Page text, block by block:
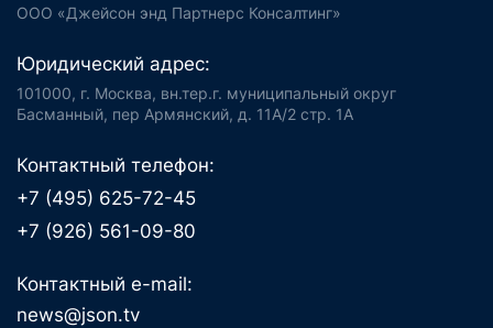
ООО «Джейсон энд Партнерс Консалтинг»
Юридический адрес:
101000, г. Москва, вн.тер.г. муниципальный округ
Басманный, пер Армянский, д. 11А/2 стр. 1А
Контактный телефон:
+7 (495) 625-72-45
+7 (926) 561-09-80
Контактный e-mail:
news@json.tv